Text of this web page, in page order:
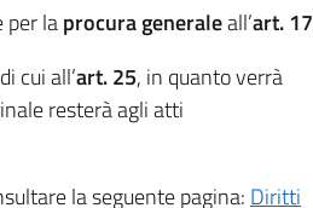
per laprocura generaleall’art. 17
di cui all’art. 25, in quanto verrà
resterà agli atti
la seguente pagina: Diritti